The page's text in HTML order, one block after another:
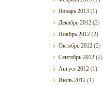
Январь2013 (1)
Декабрь2012 (2)
Ноябрь2012 (2)
Октябрь2012 (2)
Сентябрь2012 (2)
Август2012 (1)
Июль2012 (1)